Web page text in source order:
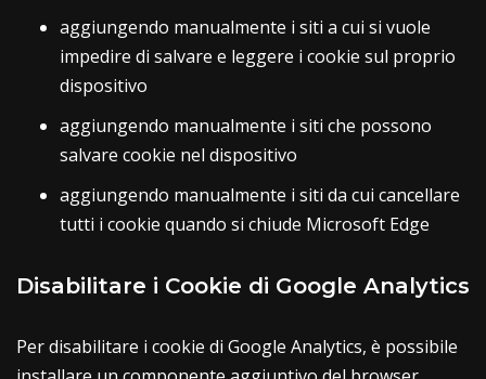
aggiungendo manualmente i siti a cui si vuole
impedire di salvare e leggere i cookie sul proprio
dispositivo
aggiungendo manualmente i siti che possono
salvare cookie nel dispositivo
aggiungendo manualmente i siti da cui cancellare
tutti i cookie quando si chiude Microsoft Edge
Disabilitare i Cookie di Google Analytics
Per disabilitare i cookie di Google Analytics, è possibile